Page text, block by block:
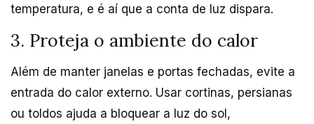
temperatura, e é aí que a conta de luz dispara.
3. Proteja o ambiente do calor
Além de manter janelas e portas fechadas, evite a
entrada do calor externo. Usar cortinas, persianas
ou toldos ajuda a bloquear a luz do sol,